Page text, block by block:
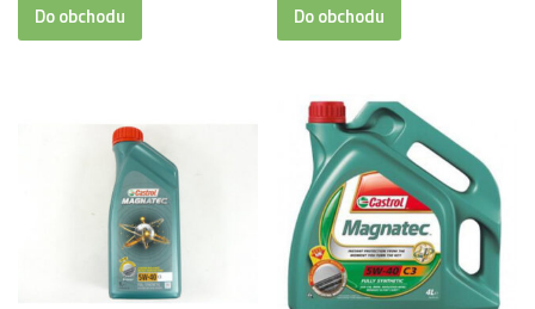
Do obchodu Do obchodu